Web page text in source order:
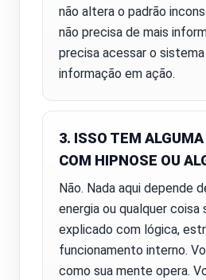
não altera o padrão
não precisa de mais
precisa acessar o
informação em ação.
3. ISSO TEM
COM HIPNOSE OU
Não. Nada aqui depende
energia ou qualquer coisa
explicado com lógica,
funcionamento interno.
como sua mente opera.